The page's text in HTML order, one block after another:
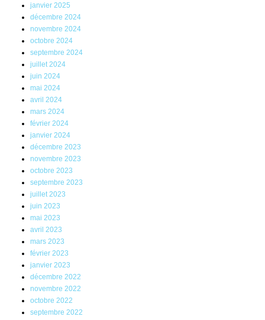
janvier 2025
décembre 2024
novembre 2024
octobre 2024
septembre 2024
juillet 2024
juin 2024
mai 2024
avril 2024
mars 2024
février 2024
janvier 2024
décembre 2023
novembre 2023
octobre 2023
septembre 2023
juillet 2023
juin 2023
mai 2023
avril 2023
mars 2023
février 2023
janvier 2023
décembre 2022
novembre 2022
octobre 2022
septembre 2022